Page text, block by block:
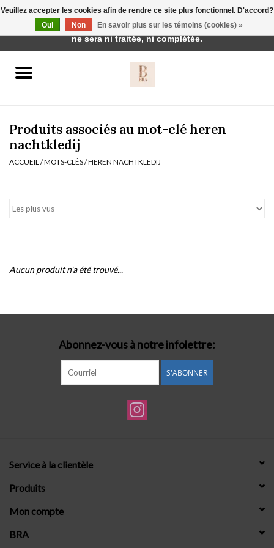
vêtements de nuit
Badmode
Produits associés au mot-clé heren
nachtkledij
ACCUEIL /MOTS-CLÉS/HEREN NACHTKLEDIJ
Aucun produit n'a été trouvé...
Abonnez-vous à notre infolettre:
S'ABONNER
Service à la clientèle
Produits
Mon compte
BRA
Veuillez accepter les cookies afin de rendre ce site plus fonctionnel. D'accord?
Oui
Non En savoir plus sur les témoins (cookies) »
Cette boutique est en construction. Toute commande passée
ne sera ni traitée, ni complétée.